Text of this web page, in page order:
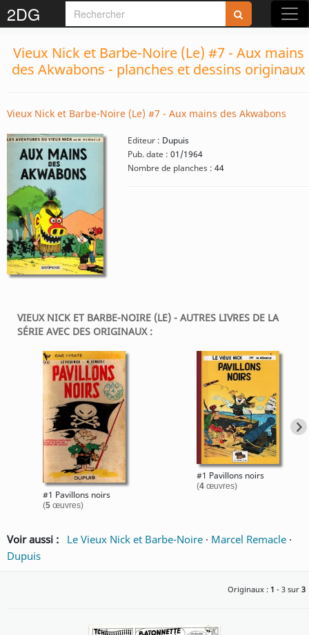
2DG
Vieux Nick et Barbe-Noire (Le) #7 - Aux mains
des Akwabons - planches et dessins originaux
Vieux Nick et Barbe-Noire (Le) #7 - Aux mains des Akwabons
Editeur : Dupuis
Pub. date : 01/1964
Nombre de planches : 44
VIEUX NICK ET BARBE-NOIRE (LE) - AUTRES LIVRES DE LA
SÉRIE AVEC DES ORIGINAUX :
#1 Pavillons noirs
(5œuvres)
#1 Pavillons noirs
(4 œuvres)
Voir aussi : Le Vieux Nick et Barbe-Noire · Marcel Remacle ·
Dupuis
Originaux : 1 - 3 sur 3